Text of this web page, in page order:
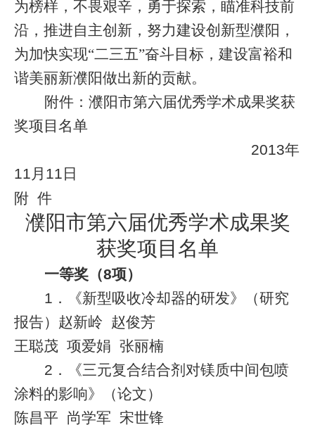
为榜样，不畏艰辛，勇于探索，瞄准科技前
沿，推进自主创新，努力建设创新型濮阳，
为加快实现“二三五”奋斗目标，建设富裕和
谐美丽新濮阳做出新的贡献。
附件：濮阳市第六届优秀学术成果奖获
奖项目名单
2013年
11月 11 日
附 件
濮阳市第六届优秀学术成果奖
获奖项目名单
一等奖（8项）
1 ．《新型吸收冷却器的研发》（研究
报告）赵新岭 赵俊芳
王聪茂 项爱娟 张丽楠
2 ．《三元复合结合剂对镁质中间包喷
涂料的影响》（论文）
陈昌平 尚学军 宋世锋